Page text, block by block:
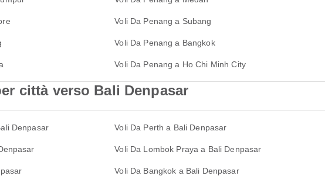
Voli Da Penang a Subang
Voli Da Penang a Bangkok
Voli Da Penang a Ho Chi Minh City
città verso Bali Denpasar
Denpasar Voli Da Perth a Bali Denpasar
Voli Da Lombok Praya a Bali Denpasar
Voli Da Bangkok a Bali Denpasar